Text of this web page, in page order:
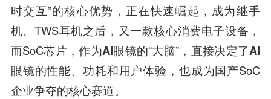
时交互”的核心优势，正在快速崛起，成为继手
机、TWS耳机之后，又一款核心消费电子设备，
而SoC芯片，作为AI眼镜的“大脑”，直接决定了AI
眼镜的性能、功耗和用户体验，也成为国产SoC
企业争夺的核心赛道。